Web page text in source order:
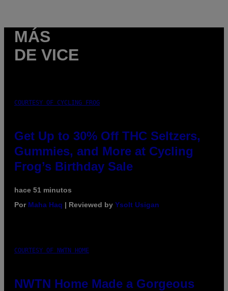
MÁS
DE VICE
COURTESY OF CYCLING FROG
Get Up to 30% Off THC Seltzers,
Gummies, and More at Cycling
Frog’s Birthday Sale
hace 51 minutos
Por Maha Haq | Reviewed by Ysolt Usigan
COURTESY OF NWTN HOME
NWTN Home Made a Gorgeous